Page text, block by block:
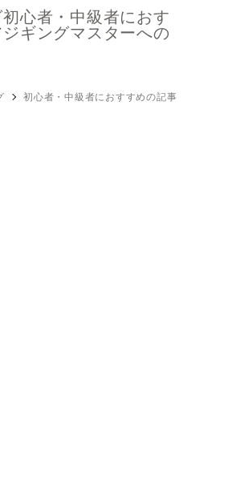
心者・中級者におす
ギングマスターへの
初心者・中級者におすすめの記事